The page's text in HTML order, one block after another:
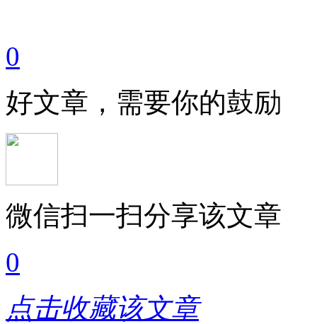
0
好文章，需要你的鼓励
微信扫一扫分享该文章
0
点击收藏该文章